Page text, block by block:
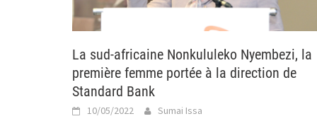
La sud-africaine Nonkululeko Nyembezi, la
première femme portée à la direction de
Standard Bank
10/05/2022 Sumai Issa